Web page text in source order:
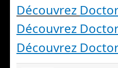
Découvrez
Découvrez
Découvrez